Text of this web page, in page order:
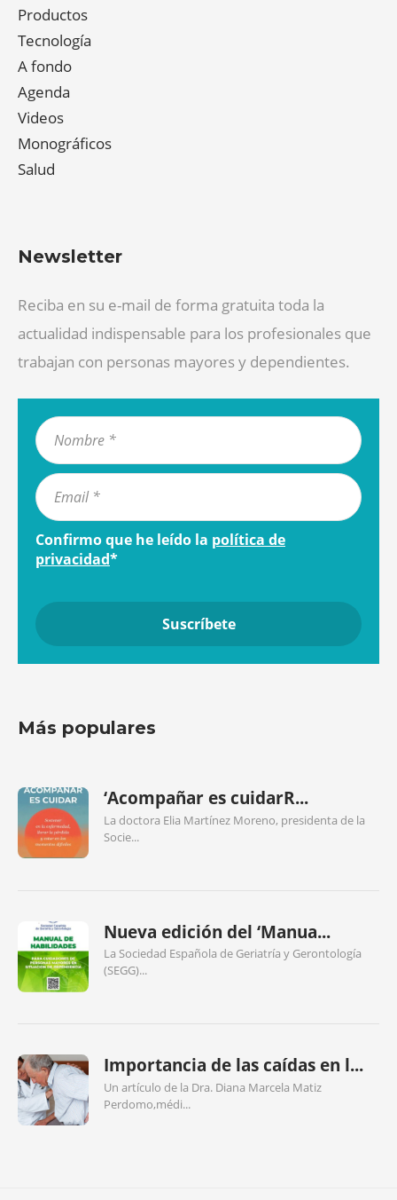
Productos
Tecnología
A fondo
Agenda
Videos
Monográficos
Salud
Newsletter
Reciba en su e-mail de forma gratuita toda la
actualidad indispensable para los profesionales que
trabajan con personas mayores y dependientes.
Confirmo que he leído la política de
privacidad*
Más populares
‘Acompañar es cuidarR...
La doctora Elia Martínez Moreno, presidenta de la
Socie...
Nueva edición del ‘Manua...
La Sociedad Española de Geriatría y Gerontología
(SEGG)...
Importancia de las caídas en l...
Un artículo de la Dra. Diana Marcela Matiz
Perdomo,médi...